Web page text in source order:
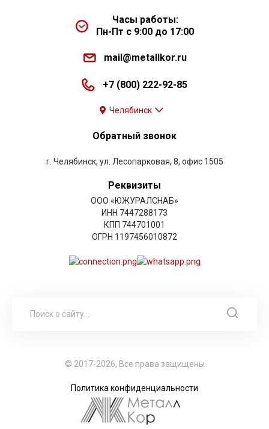
Часы работы:
Пн-Пт с 9:00 до 17:00
mail@metallkor.ru
+7 (800) 222-92-85
Челябинск
Обратный звонок
г. Челябинск, ул. Лесопарковая, 8, офис 1505
Реквизиты
ООО «ЮЖУРАЛСНАБ»
ИНН 7447288173
КПП 744701001
ОГРН 1197456010872
© 2017-2026, Все права защищены
Политика конфиденциальности